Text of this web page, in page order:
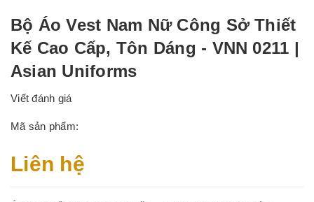
Bộ Áo Vest Nam Nữ Công Sở Thiết
Kế Cao Cấp, Tôn Dáng - VNN 0211 |
Asian Uniforms
Viết đánh giá
Mã sản phẩm:
Liên hệ